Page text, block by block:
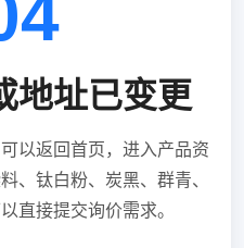
地址已变更
以返回首页，进入产品资
、钛白粉、炭黑、群青、
直接提交询价需求。